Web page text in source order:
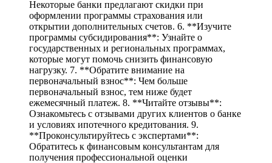
Некоторые банки предлагают скидки при
оформлении программы страхования или
открытии дополнительных счетов. 6. **Изучите
программы субсидирования**: Узнайте о
государственных и региональных программах,
которые могут помочь снизить финансовую
нагрузку. 7. **Обратите внимание на
первоначальный взнос**: Чем больше
первоначальный взнос, тем ниже будет
ежемесячный платеж. 8. **Читайте отзывы**:
Ознакомьтесь с отзывами других клиентов о банке
и условиях ипотечного кредитования. 9.
**Проконсультируйтесь с экспертами**:
Обратитесь к финансовым консультантам для
получения профессиональной оценки